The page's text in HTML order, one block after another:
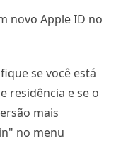
novo Apple ID no
se você está
residência e se o
mais
no menu